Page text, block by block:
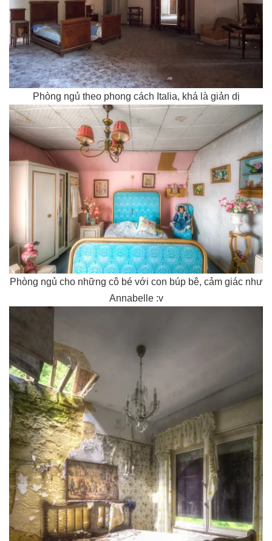
Phòng ngủ theo phong cách Italia, khá là giản dị
Phòng ngủ cho những cô bé với con búp bê, cảm giác như
Annabelle :v